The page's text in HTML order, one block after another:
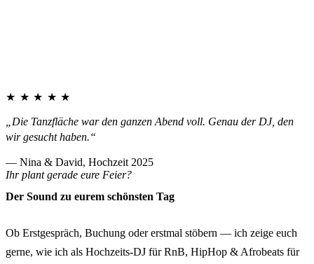
★★★★★
„Die Tanzfläche war den ganzen Abend voll. Genau der DJ, den
wir gesucht haben.“
— Nina & David, Hochzeit 2025
Ihr plant gerade eure Feier?
Der Sound zu eurem schönsten Tag
Ob Erstgespräch, Buchung oder erstmal stöbern — ich zeige euch
gerne, wie ich als Hochzeits-DJ für RnB, HipHop & Afrobeats für